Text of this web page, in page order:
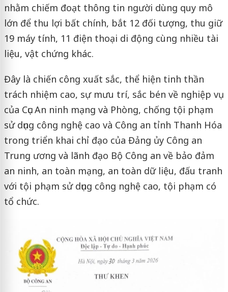
nhằm chiếm đoạt thông tin người dùng quy mô
lớn để thu lợi bất chính, bắt 12 đối tượng, thu giữ
19 máy tính, 11 điện thoại di động cùng nhiều tài
liệu, vật chứng khác.
Đây là chiến công xuất sắc, thể hiện tinh thần
trách nhiệm cao, sự mưu trí, sắc bén về nghiệp vụ
của Cục An ninh mạng và Phòng, chống tội phạm
sử dụng công nghệ cao và Công an tỉnh Thanh Hóa
trong triển khai chỉ đạo của Đảng ủy Công an
Trung ương và lãnh đạo Bộ Công an về bảo đảm
an ninh, an toàn mạng, an toàn dữ liệu, đấu tranh
với tội phạm sử dụng công nghệ cao, tội phạm có
tổ chức.